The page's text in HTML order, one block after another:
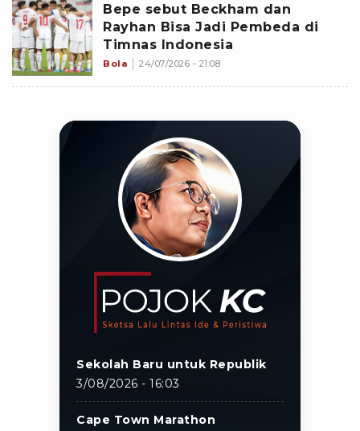
Bepe sebut Beckham dan
Rayhan Bisa Jadi Pembeda di
Timnas Indonesia
Bola 24/07/2026 - 21:08
Sekolah Baru untuk Republik
3/08/2026 - 16:03
Cape Town Marathon